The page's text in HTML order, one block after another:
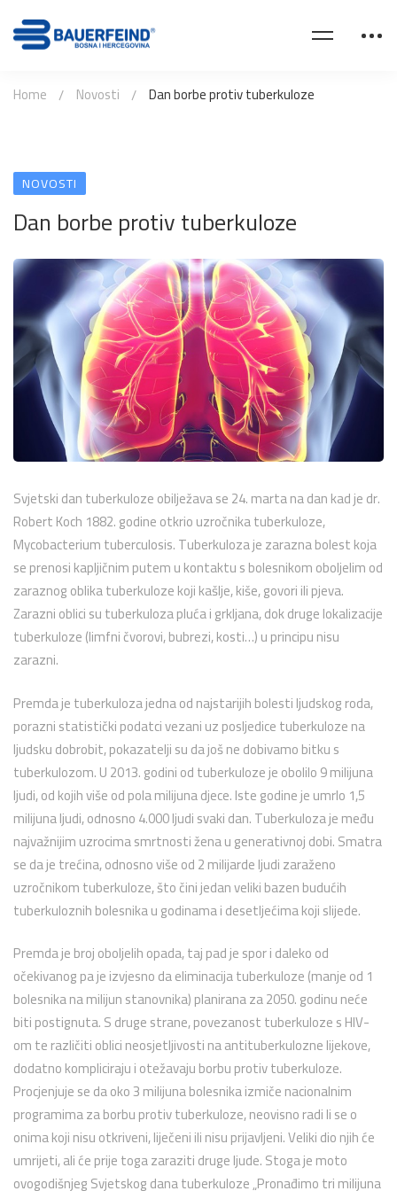
Home Novosti Dan borbe protiv tuberkuloze
NOVOSTI
Dan borbe protiv tuberkuloze
Svjetski dan tuberkuloze obilježava se 24. marta na dan kad je dr.
Robert Koch 1882. godine otkrio uzročnika tuberkuloze,
Mycobacterium tuberculosis. Tuberkuloza je zarazna bolest koja
se prenosi kapljičnim putem u kontaktu s bolesnikom oboljelim od
zaraznog oblika tuberkuloze koji kašlje, kiše, govori ili pjeva.
Zarazni oblici su tuberkuloza pluća i grkljana, dok druge lokalizacije
tuberkuloze (limfni čvorovi, bubrezi, kosti…) u principu nisu
zarazni.
Premda je tuberkuloza jedna od najstarijih bolesti ljudskog roda,
porazni statistički podatci vezani uz posljedice tuberkuloze na
ljudsku dobrobit, pokazatelji su da još ne dobivamo bitku s
tuberkulozom. U 2013. godini od tuberkuloze je obolilo 9 milijuna
ljudi, od kojih više od pola milijuna djece. Iste godine je umrlo 1,5
milijuna ljudi, odnosno 4.000 ljudi svaki dan. Tuberkuloza je među
najvažnijim uzrocima smrtnosti žena u generativnoj dobi. Smatra
se da je trećina, odnosno više od 2 milijarde ljudi zaraženo
uzročnikom tuberkuloze, što čini jedan veliki bazen budućih
tuberkuloznih bolesnika u godinama i desetljećima koji slijede.
Premda je broj oboljelih opada, taj pad je spor i daleko od
očekivanog pa je izvjesno da eliminacija tuberkuloze (manje od 1
bolesnika na milijun stanovnika) planirana za 2050. godinu neće
biti postignuta. S druge strane, povezanost tuberkuloze s HIV-
om te različiti oblici neosjetljivosti na antituberkulozne lijekove,
dodatno kompliciraju i otežavaju borbu protiv tuberkuloze.
Procjenjuje se da oko 3 milijuna bolesnika izmiče nacionalnim
programima za borbu protiv tuberkuloze, neovisno radi li se o
onima koji nisu otkriveni, liječeni ili nisu prijavljeni. Veliki dio njih će
umrijeti, ali će prije toga zaraziti druge ljude. Stoga je moto
ovogodišnjeg Svjetskog dana tuberkuloze „Pronađimo tri milijuna